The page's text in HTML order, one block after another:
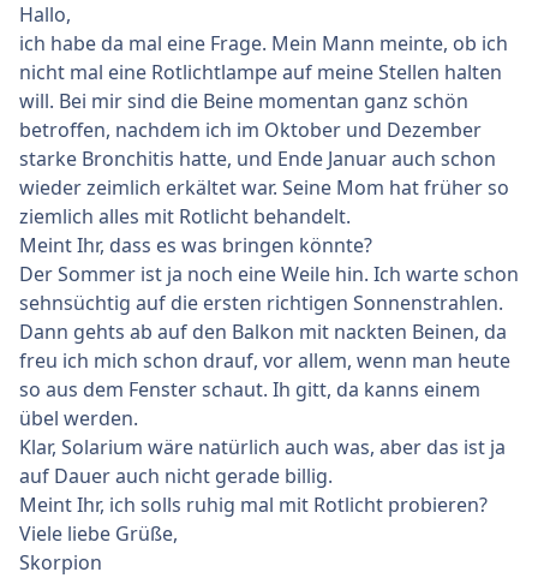
Hallo,
ich habe da mal eine Frage. Mein Mann meinte, ob ich
nicht mal eine Rotlichtlampe auf meine Stellen halten
will. Bei mir sind die Beine momentan ganz schön
betroffen, nachdem ich im Oktober und Dezember
starke Bronchitis hatte, und Ende Januar auch schon
wieder zeimlich erkältet war. Seine Mom hat früher so
ziemlich alles mit Rotlicht behandelt.
Meint Ihr, dass es was bringen könnte?
Der Sommer ist ja noch eine Weile hin. Ich warte schon
sehnsüchtig auf die ersten richtigen Sonnenstrahlen.
Dann gehts ab auf den Balkon mit nackten Beinen, da
freu ich mich schon drauf, vor allem, wenn man heute
so aus dem Fenster schaut. Ih gitt, da kanns einem
übel werden.
Klar, Solarium wäre natürlich auch was, aber das ist ja
auf Dauer auch nicht gerade billig.
Meint Ihr, ich solls ruhig mal mit Rotlicht probieren?
Viele liebe Grüße,
Skorpion